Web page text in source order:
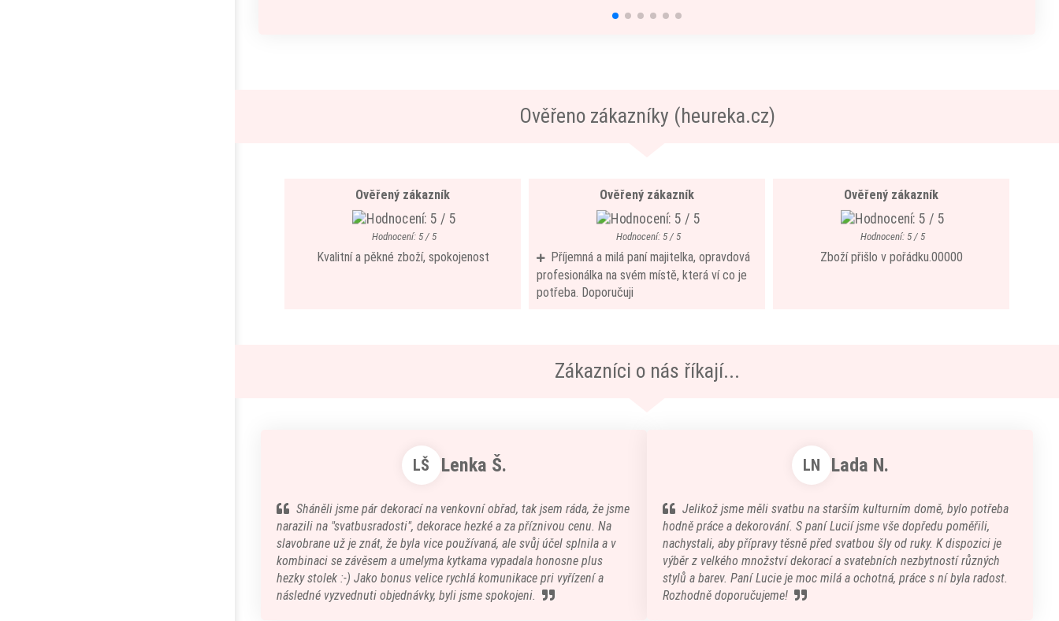
Ověřeno zákazníky (heureka.cz)
Ověřený zákazník
Hodnocení: 5 / 5
Kvalitní a pěkné zboží, spokojenost
Ověřený zákazník
Hodnocení: 5 / 5
Příjemná a milá paní majitelka, opravdová
profesionálka na svém místě, která ví co je
potřeba. Doporučuji
Ověřený zákazník
Hodnocení: 5 / 5
Zboží přišlo v pořádku.00000
Zákazníci o nás říkají...
LŠ Lenka Š.
Sháněli jsme pár dekorací na venkovní obřad, tak jsem ráda, že jsme
narazili na "svatbusradosti", dekorace hezké a za příznivou cenu. Na
slavobrane už je znát, že byla vice používaná, ale svůj účel splnila a v
kombinaci se závěsem a umelyma kytkama vypadala honosne plus
hezky stolek :-) Jako bonus velice rychlá komunikace pri vyřízení a
následné vyzvednuti objednávky, byli jsme spokojeni.
LN Lada N.
Jelikož jsme měli svatbu na starším kulturním domě, bylo potřeba
hodně práce a dekorování. S paní Lucií jsme vše dopředu poměřili,
nachystali, aby přípravy těsně před svatbou šly od ruky. K dispozici je
výběr z velkého množství dekorací a svatebních nezbytností různých
stylů a barev. Paní Lucie je moc milá a ochotná, práce s ní byla radost.
Rozhodně doporučujeme!